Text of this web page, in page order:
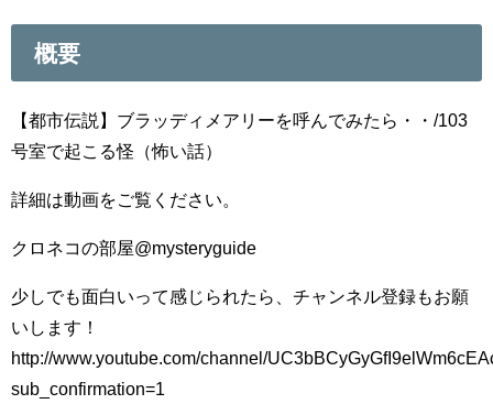
概要
【都市伝説】ブラッディメアリーを呼んでみたら・・/103
号室で起こる怪（怖い話）
詳細は動画をご覧ください。
クロネコの部屋@mysteryguide
少しでも面白いって感じられたら、チャンネル登録もお願
いします！
http://www.youtube.com/channel/
sub_confirmation=1